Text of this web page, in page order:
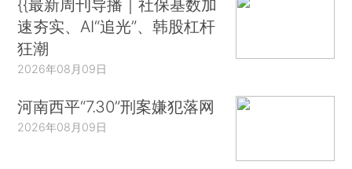
{{最新周刊导播｜社保基数加
速夯实、AI“追光”、韩股杠杆
狂潮
2026年08月09日
河南西平“7.30”刑案嫌犯落网
2026年08月09日